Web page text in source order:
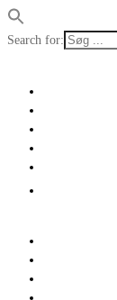
Search for: